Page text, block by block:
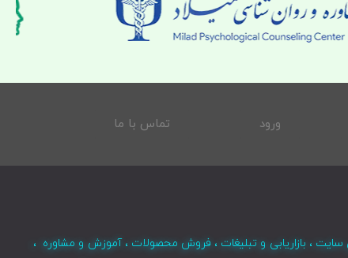
ورود تماس با ما
، بازاریابی و تبلیغات ، فروش محصولات ، آموزش و مشاوره ،